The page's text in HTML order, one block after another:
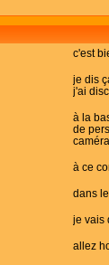
c'est
je dis
j'ai
à la
de
à ce
dans
je vais
allez